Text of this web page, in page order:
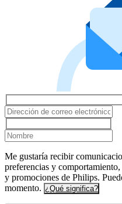
Me gustaría recibir
preferencias y
y promociones de Philips.
momento. ¿Qué significa?